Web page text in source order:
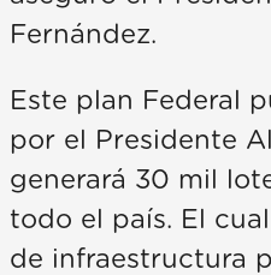
Fernández.
Este plan Federal
por el Presidente
generará 30 mil
todo el país. El
de infraestructura